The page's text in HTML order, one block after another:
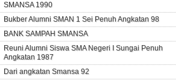
SMANSA 1990
Bukber Alumni SMAN 1 Sei Penuh Angkatan 98
BANK SAMPAH SMANSA
Reuni Alumni Siswa SMA Negeri I Sungai Penuh
Angkatan 1987
Dari angkatan Smansa 92